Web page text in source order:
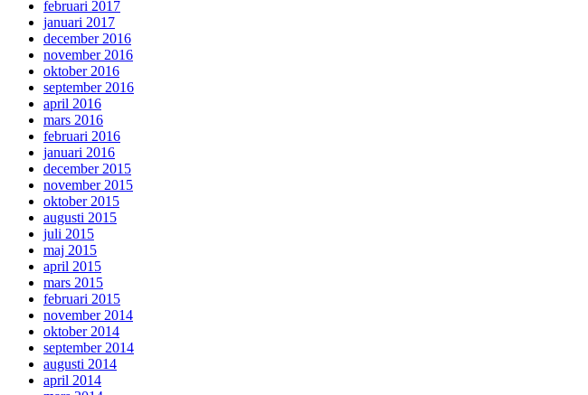
februari 2017
januari 2017
december 2016
november 2016
oktober 2016
september 2016
april 2016
mars 2016
februari 2016
januari 2016
december 2015
november 2015
oktober 2015
augusti 2015
juli 2015
maj 2015
april 2015
mars 2015
februari 2015
november 2014
oktober 2014
september 2014
augusti 2014
april 2014